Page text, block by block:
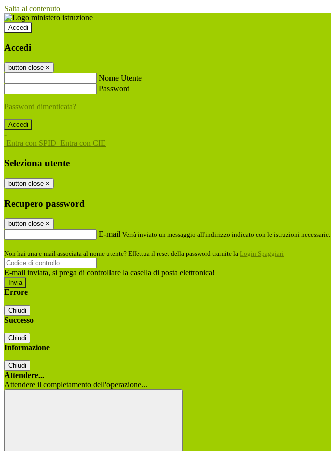
Salta al contenuto
Accedi
Accedi
button close ×
Nome Utente
Password
Password dimenticata?
-
Entra con SPID Entra con CIE
Seleziona utente
button close ×
Recupero password
button close ×
E-mail Verrà inviato un messaggio all'indirizzo indicato con le istruzioni necessarie.
Non hai una e-mail associata al nome utente? Effettua il reset della password tramite la Login Spaggiari
E-mail inviata, si prega di controllare la casella di posta elettronica!
Errore
Chiudi
Successo
Chiudi
Informazione
Chiudi
Attendere...
Attendere il completamento dell'operazione...